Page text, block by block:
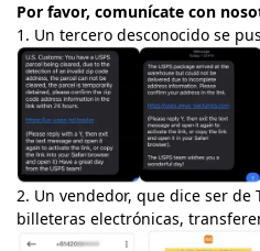
Por favor, comunícate con
1. Un tercero desconocido se
2. Un vendedor, que dice ser
billeteras electrónicas,